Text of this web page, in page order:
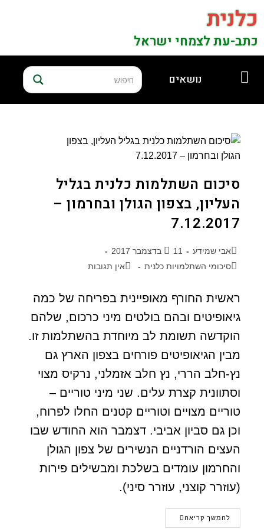
כלנית
כתב-עת לצמחי ישראל
נושאים
סיכום השתלמות כלנית בגליל
העליון, בצפון הגולן ובחרמון –
7.12.2017
אבי שמידע
11 בדצמבר 2017
סיכומי השתלמויות כלנית
אין תגובות
ראשית החורף מאופיינית בפריחה של כמה
גיאופיטים ובהם בולטים מיני כרכום, שלהם
הוקדשה תשומת לב מיוחדת בהשתלמות זו.
מבין הגיאופיטים פורחים בצפון הארץ גם
נץ-חלב הררי, נץ חלב אזמלני, נרקיס מצוי
וסתוונית קצרת עלים. שני מיני טוריים –
טוריים מצויים וטוריים קטנים החלו לפרוח,
וכן גם סביון אביבי. דצמבר הוא החודש שבו
העצים הורדניים הנשירים של צפון הגולן
והחרמון עומדים בשלכת ומבשילים פירות
(עוזרר קוצני, עוזרר סיני).
להמשך קריאה